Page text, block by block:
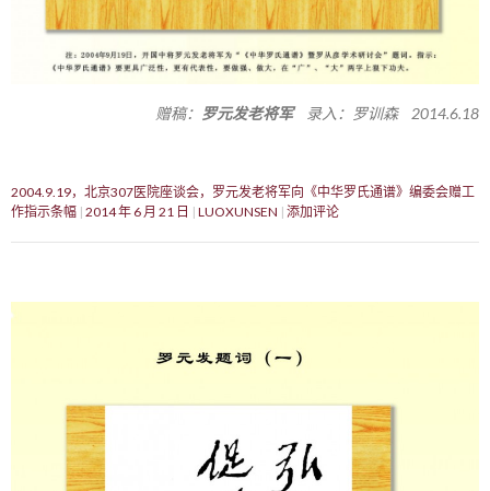
赠稿： 罗元发老将军录入：罗训森 2014.6.18
2004.9.19，北京307医院座谈会，罗元发老将军向《中华罗氏通谱》编委会赠工
作指示条幅 2014 年 6 月 21 日 LUOXUNSEN 添加评论